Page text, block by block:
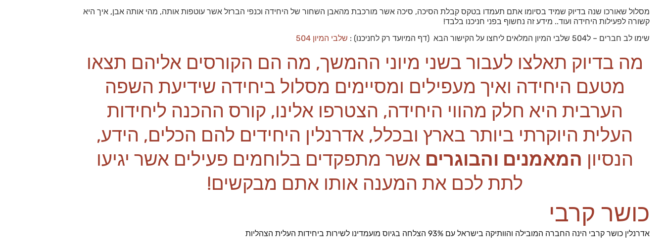
מסלול שאורכו שנה בדיוק שמיד בסיומו אתם תעמדו בטקס קבלת הסיכה, סיכה אשר מורכבת מהאבן השחור של היחידה וכנפי הברזל אשר עוטפות אותה, מהי אותה אבן, איך היא
קשורה לפעילות היחידה ועוד.. מידע זה נחשוף בפני חניכנו בלבד!
שימו לב חברים – ל504 שלבי המיון המלאים ליחצו על הקישור הבא (דף המיועד רק לחניכנו) :
שלבי המיון 504
מה בדיוק תאלצו לעבור בשני מיוני ההמשך, מה הם הקורסים אליהם תצאו
מטעם היחידה ואיך מעפילים ומסיימים מסלול ביחידה שידיעת השפה
הערבית היא חלק מהווי היחידה, הצטרפו אלינו, קורס ההכנה ליחידות
העלית היוקרתי ביותר בארץ ובכלל, אדרנלין היחידים להם הכלים, הידע,
הנסיון המאמנים והבוגרים אשר מתפקדים בלוחמים פעילים אשר יגיעו
לתת לכם את המענה אותו אתם מבקשים!
כושר קרבי
אדרנלין כושר קרבי הינה החברה המובילה והוותיקה בישראל עם 93% הצלחה בגיוס מועמדינו לשירות ביחידות העלית הצהליות